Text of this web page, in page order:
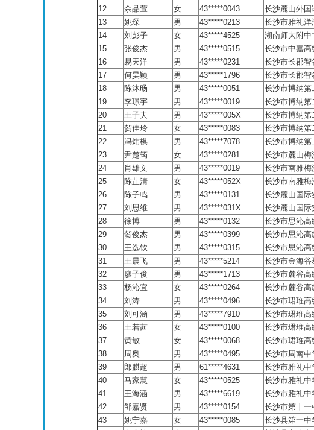
12
余品萱 女 43*****0043 长沙麓山外国
13
姚琛 男 43*****0213 长沙市雅礼洋
14
刘彭子 女 43*****4525 湖南师大附中
15
张俊杰 男 43*****0515 长沙市中嘉高
16
易天洋 男 43*****0231 长沙市长郡智
17
何昊颖 男 43*****1796 长沙市长郡智
18
陈沐旸 男 43*****0051 长沙市博纳第
19
李璟宇 男 43*****0019 长沙市博纳第
20
王子夫 男 43*****005X 长沙市博纳第
21
贺佳玲 女 43*****0083 长沙市博纳第
22
冯炜棋 男 43*****7078 长沙市博纳第
23
尹楚筠 女 43*****0281 长沙市麓山梅
24
肖雄文 男 43*****0019 长沙市南雅梅
25
陈芷清 女 43*****052X 长沙市南雅梅
26
陈子鸣 男 43*****0131 长沙麓山国际
27
刘思维 男 43*****031X 长沙麓山国际
28
徐博 男 43*****0132 长沙市思沁高
29
贺俊杰 男 43*****0399 长沙市思沁高
30
王选钦 男 43*****0315 长沙市思沁高
31
王晨飞 男 43*****5214 长沙市金海谷
32
廖子俊 男 43*****1713 长沙市麓谷高
33
杨沁宜 女 43*****0264 长沙市麓谷高
34
刘涛 男 43*****0496 长沙市珺琟高
35
刘可涵 男 43*****7910 长沙市珺琟高
36
王若茜 女 43*****0100 长沙市珺琟高
37
黄敏 女 43*****0068 长沙市珺琟高
38
周奥 男 43*****0495 长沙市周南中
39
郎麒超 男 61*****4631 长沙市雅礼中
40
马家慧 女 43*****0525 长沙市雅礼中
41
王海涵 男 43*****6619 长沙市雅礼中
42
邹嘉贤 男 43*****0154 长沙市第十一
43
姚宁嘉 女 43*****0085 长沙县第一中